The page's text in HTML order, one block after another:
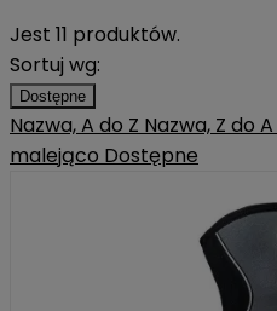
Jest 11 produktów.
Sortuj wg:
Dostępne
Nazwa, A do Z Nazwa, Z do A
malejąco Dostępne